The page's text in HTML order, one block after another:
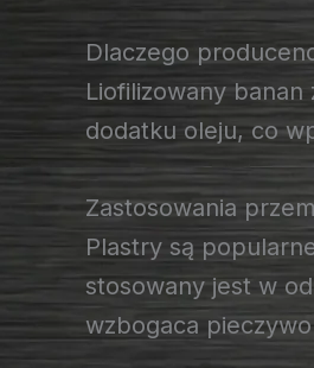
Dlaczego
Liofilizowany
dodatku oleju, co
Zastosowania
Plastry są
stosowany jest w
wzbogaca